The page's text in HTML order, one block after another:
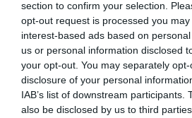
section to confirm your selection.
opt-out request is processed you
interest-based ads based on
us or personal information disclosed
your opt-out. You may separately
disclosure of your personal
IAB’s list of downstream participants.
also be disclosed by us to third